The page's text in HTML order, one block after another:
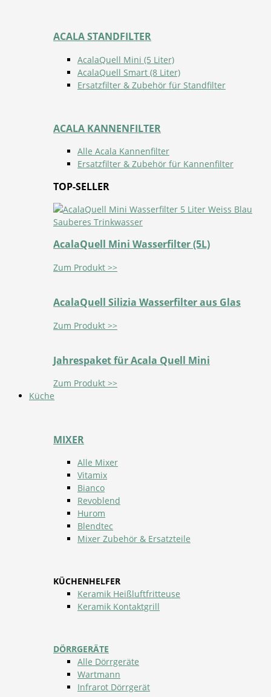
ACALA STANDFILTER
AcalaQuell Mini (5 Liter)
AcalaQuell Smart (8 Liter)
Ersatzfilter & Zubehör für Standfilter
ACALA KANNENFILTER
Alle Acala Kannenfilter
Ersatzfilter & Zubehör für Kannenfilter
TOP-SELLER
AcalaQuell Mini Wasserfilter (5L)
Zum Produkt >>
AcalaQuell Silizia Wasserfilter aus Glas
Zum Produkt >>
Jahrespaket für Acala Quell Mini
Zum Produkt >>
Küche
MIXER
Alle Mixer
Vitamix
Bianco
Revoblend
Hurom
Blendtec
Mixer Zubehör & Ersatzteile
KÜCHENHELFER
Keramik Heißluftfritteuse
Keramik Kontaktgrill
DÖRRGERÄTE
Alle Dörrgeräte
Wartmann
Infrarot Dörrgerät